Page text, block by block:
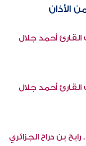
الأذان
القارئ أحمد جلال
القارئ أحمد جلال
بن دراح الجزائري